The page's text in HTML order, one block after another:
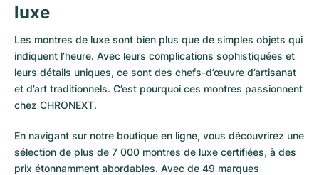
luxe
Les montres de luxe sont bien plus que de simples objets qui
indiquent l’heure. Avec leurs complications sophistiquées et
leurs détails uniques, ce sont des chefs-d’œuvre d’artisanat
et d’art traditionnels. C’est pourquoi ces montres passionnent
chez CHRONEXT.
En navigant sur notre boutique en ligne, vous découvrirez une
sélection de plus de 7 000 montres de luxe certifiées, à des
prix étonnamment abordables. Avec de 49 marques